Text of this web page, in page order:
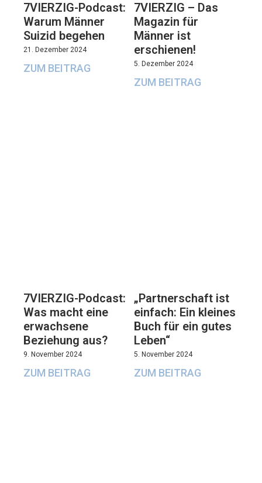
7VIERZIG-Podcast:
Warum Männer
Suizid begehen
21. Dezember 2024
ZUM BEITRAG
7VIERZIG – Das
Magazin für
Männer ist
erschienen!
5. Dezember 2024
ZUM BEITRAG
7VIERZIG-Podcast:
Was macht eine
erwachsene
Beziehung aus?
9. November 2024
ZUM BEITRAG
„Partnerschaft ist
einfach: Ein kleines
Buch für ein gutes
Leben“
5. November 2024
ZUM BEITRAG